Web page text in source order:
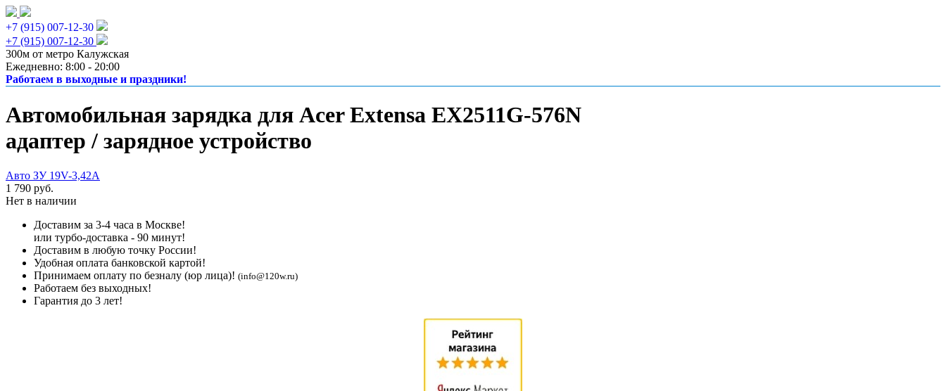
+7 (915) 007-12-30
+7 (915) 007-12-30
300м от метро Калужская
Ежедневно: 8:00 - 20:00
Работаем в выходные и праздники!
Автомобильная зарядка для Acer Extensa EX2511G-576N
адаптер / зарядное устройство
Авто ЗУ 19V-3,42A
1 790 руб.
Нет в наличии
Доставим за 3-4 часа в Москве!
или турбо-доставка - 90 минут!
Доставим в любую точку России!
Удобная оплата банковской картой!
Принимаем оплату по безналу (юр лица)! (info@120w.ru)
Работаем без выходных!
Гарантия до 3 лет!